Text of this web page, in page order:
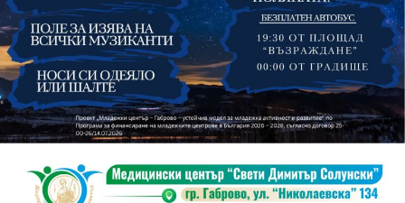
На 13 август организаторите са предвидили
занимания и за здрав дух, и за здраво тяло.
Инструкторката по пилатес и йога Йоанна Петрова
от FitLab ще се погрижи за добрия тонус с групова
тренировка от 19.00 ч., а след това ще има мозъчна
атака с куиз вечер за обща култура. Вечерта ще